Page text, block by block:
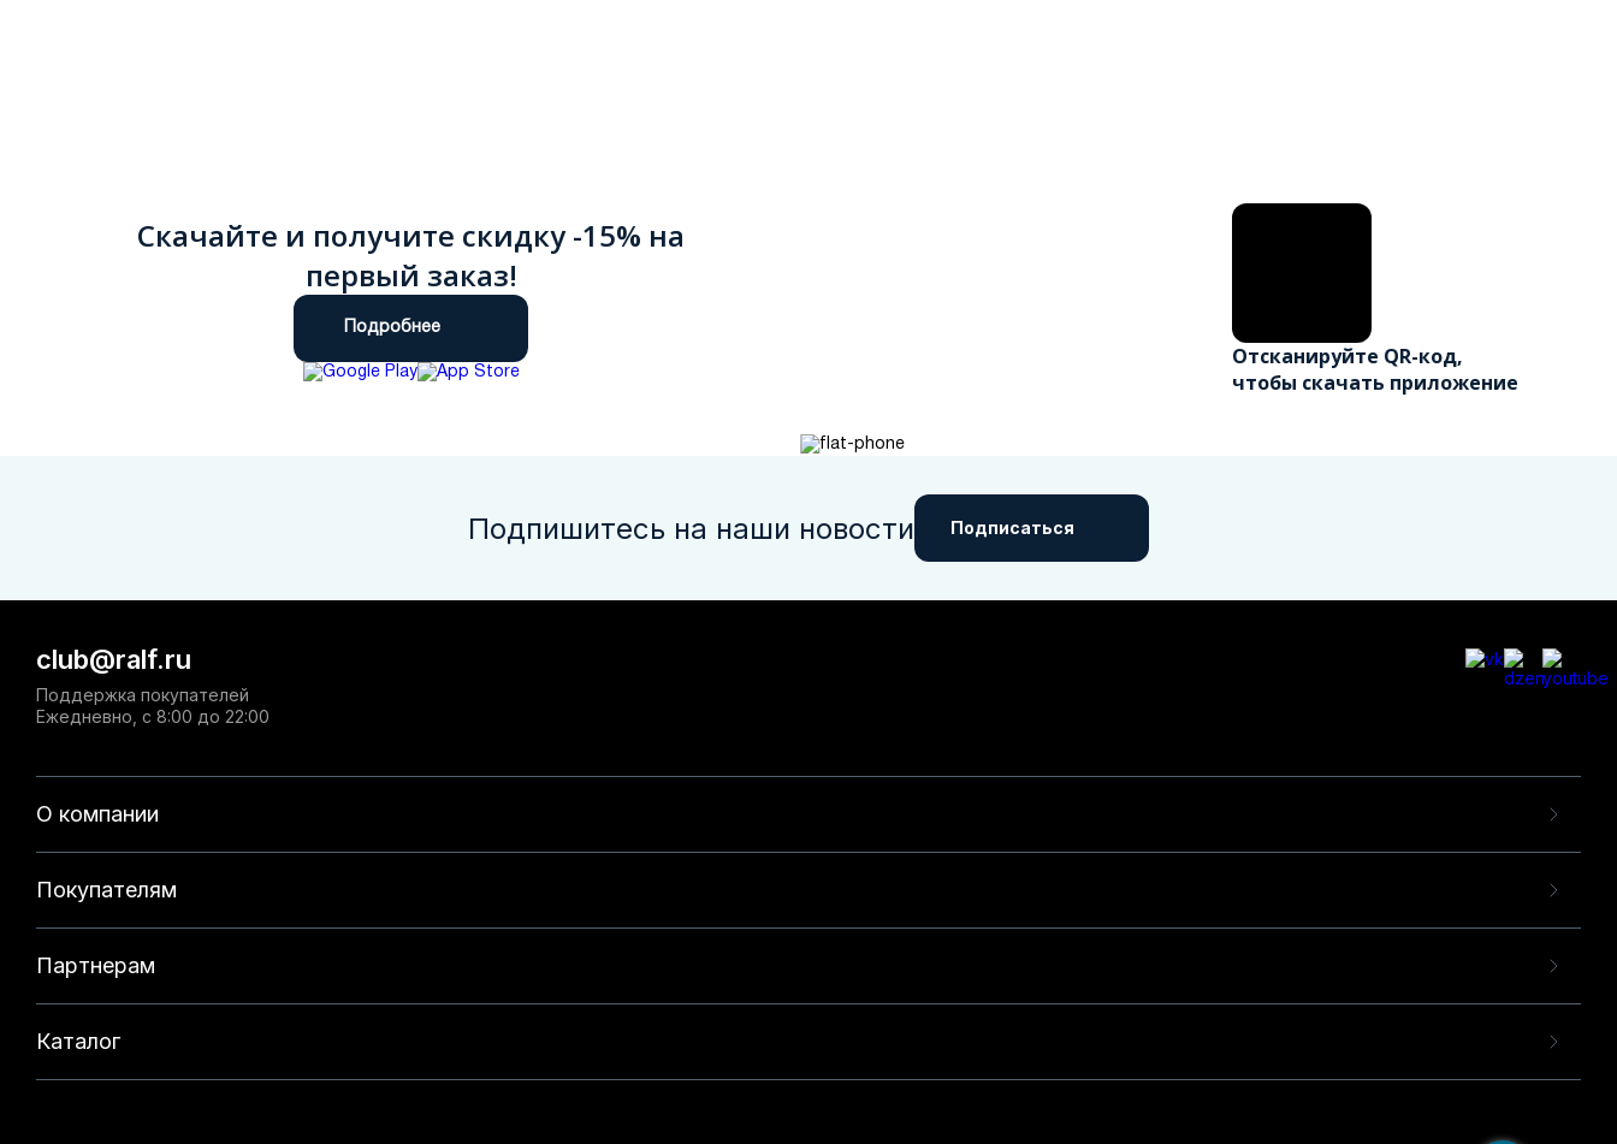
Скачайте и получите скидку -15% на
первый заказ!
Подробнее
Отсканируйте QR-код,
чтобы скачать приложение
Подпишитесь на наши новости Подписаться
О компании
Покупателям
Партнерам
Каталог
club@ralf.ru
Поддержка покупателей
Ежедневно, с 8:00 до 22:00